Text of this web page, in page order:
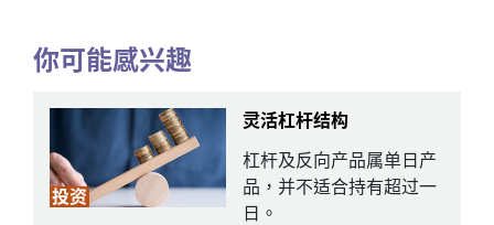
你可能感兴趣
投资
灵活杠杆结构
杠杆及反向产品属单日产
品，并不适合持有超过一
日。